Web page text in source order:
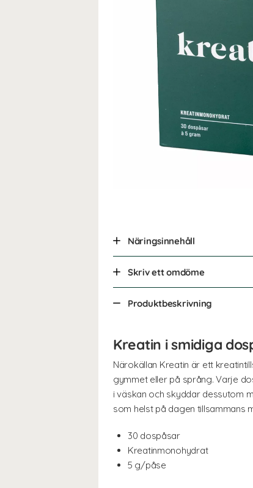
Näringsinnehåll
Skriv ett omdöme
Produktbeskrivning
Kreatin i smidiga
Närokällan Kreatin är ett
gymmet eller på språng. Varje
i väskan och skyddar dessutom
som helst på dagen tillsammans
30 dospåsar
Kreatinmonohydrat
5 g/påse